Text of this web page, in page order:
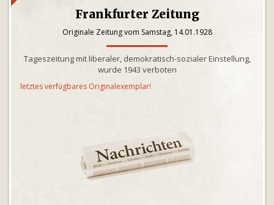
Frankfurter Zeitung
Originale Zeitung vom Samstag, 14.01.1928
Tageszeitung mit liberaler, demokratisch-sozialer Einstellung,
wurde 1943 verboten
letztes verfügbares Originalexemplar!